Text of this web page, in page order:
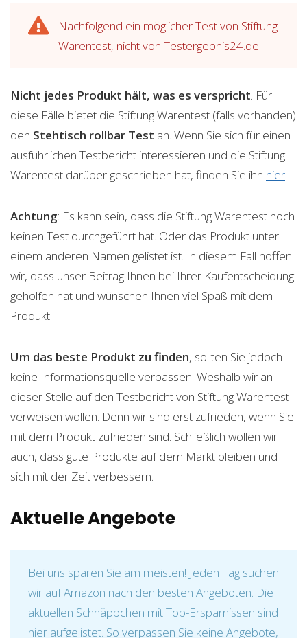
Nachfolgend ein möglicher Test von Stiftung
Warentest, nicht von Testergebnis24.de.
Nicht jedes Produkt hält, was es verspricht. Für
diese Fälle bietet die Stiftung Warentest (falls vorhanden)
den Stehtisch rollbar Test an. Wenn Sie sich für einen
ausführlichen Testbericht interessieren und die Stiftung
Warentest darüber geschrieben hat, finden Sie ihn hier.
Achtung: Es kann sein, dass die Stiftung Warentest noch
keinen Test durchgeführt hat. Oder das Produkt unter
einem anderen Namen gelistet ist. In diesem Fall hoffen
wir, dass unser Beitrag Ihnen bei Ihrer Kaufentscheidung
geholfen hat und wünschen Ihnen viel Spaß mit dem
Produkt.
Um das beste Produkt zu finden, sollten Sie jedoch
keine Informationsquelle verpassen. Weshalb wir an
dieser Stelle auf den Testbericht von Stiftung Warentest
verweisen wollen. Denn wir sind erst zufrieden, wenn Sie
mit dem Produkt zufrieden sind. Schließlich wollen wir
auch, dass gute Produkte auf dem Markt bleiben und
sich mit der Zeit verbessern.
Aktuelle Angebote
Bei uns sparen Sie am meisten! Jeden Tag suchen
wir auf Amazon nach den besten Angeboten. Die
aktuellen Schnäppchen mit Top-Ersparnissen sind
hier aufgelistet. So verpassen Sie keine Angebote,